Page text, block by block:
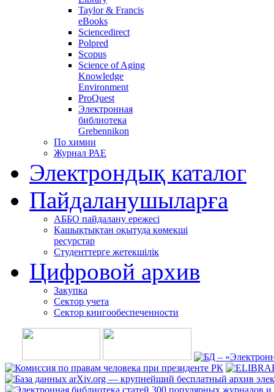
Taylor & Francis
eBooks
Sciencedirect
Polpred
Scopus
Science of Aging
Knowledge
Environment
ProQuest
Электронная
библиотека
Grebennikon
По химии
Журнал РАЕ
Электрондық каталог
Пайдаланушыларға
АББО пайдалану ережесі
Қашықтықтан оқытуда көмекші
ресурстар
Студенттерге жетекшілік
Цифровой архив
Закупка
Сектор учета
Сектор книгообеспеченности